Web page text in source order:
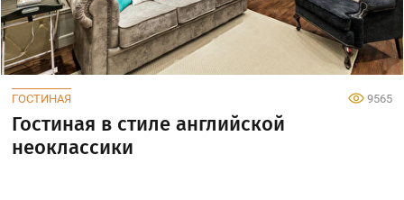
ГОСТИНАЯ 9565
Гостиная в стиле английской
неоклассики